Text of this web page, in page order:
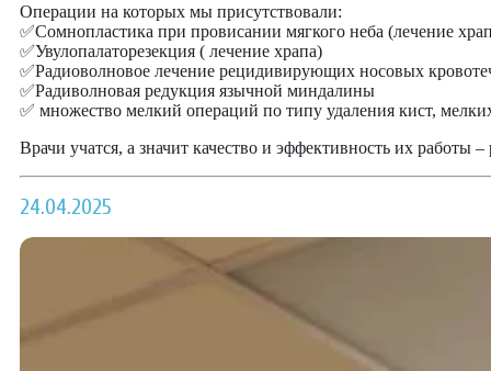
Операции на которых мы присутствовали:
✅Сомнопластика при провисании мягкого неба (лечение
✅Увулопалаторезекция ( лечение храпа)
✅Радиоволновое лечение рецидивирующих носовых
✅Радиволновая редукция язычной миндалины
✅ множество мелкий операций по типу удаления кист,
Врачи учатся, а значит качество и эффективность их работы
24.04.2025